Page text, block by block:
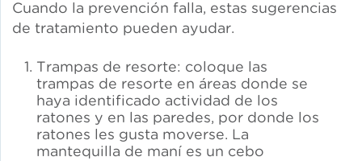
Cuando la prevención falla, estas sugerencias
de tratamiento pueden ayudar.
Trampas de resorte: coloque las
trampas de resorte en áreas donde se
haya identificado actividad de los
ratones y en las paredes, por donde los
ratones les gusta moverse. La
mantequilla de maní es un cebo